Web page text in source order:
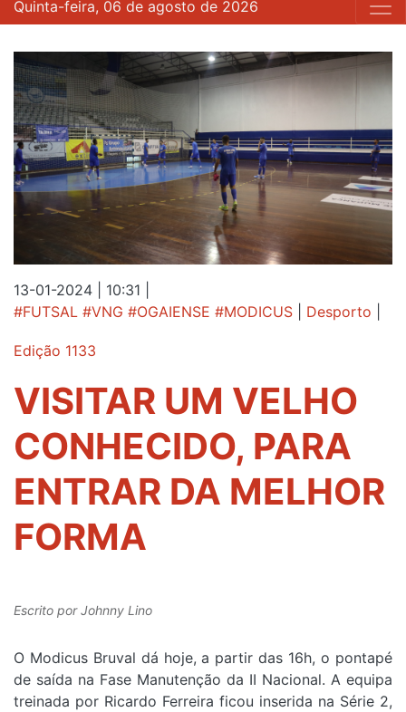
Quinta-feira, 06 de agosto de 2026
13-01-2024 | 10:31
#FUTSAL #VNG #OGAIENSE #MODICUS
Desporto
Edição 1133
VISITAR UM VELHO
CONHECIDO, PARA
ENTRAR DA MELHOR
FORMA
Escrito porJohnny Lino
O Modicus Bruval dá hoje, a partir das 16h, o pontapé
de saída na Fase Manutenção da II Nacional. A equipa
treinada por Ricardo Ferreira ficou inserida na Série 2,